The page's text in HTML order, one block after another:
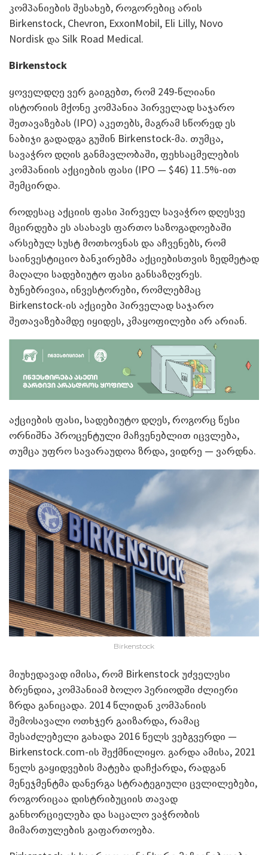
კომპანიების შესახებ, როგორებიც არის
Birkenstock, Chevron, ExxonMobil, Eli Lilly, Novo
Nordisk და Silk Road Medical.
Birkenstock
ყოველდღე ვერ გაიგებთ, რომ 249-წლიანი
ისტორიის მქონე კომპანია პირველად საჯარო
შეთავაზებას (IPO) აკეთებს, მაგრამ სწორედ ეს
ნაბიჯი გადადგა გუშინ Birkenstock-მა. თუმცა,
სავაჭრო დღის განმავლობაში, ფეხსაცმელების
კომპანიის აქციების ფასი (IPO — $46) 11.5%-ით
შემცირდა.
როდესაც აქციის ფასი პირველ სავაჭრო დღესვე
მცირდება ეს ასახავს ფართო საზოგადოებაში
არსებულ სუსტ მოთხოვნას და აჩვენებს, რომ
საინვესტიციო ბანკირებმა აქციებისთვის ზედმეტად
მაღალი სადებიუტო ფასი განსაზღვრეს.
ბუნებრივია, ინვესტორები, რომლებმაც
Birkenstock-ის აქციები პირველად საჯარო
შეთავაზებამდე იყიდეს, კმაყოფილები არ არიან.
აქციების ფასი, სადებიუტო დღეს, როგორც წესი
ორნიშნა პროცენტული მაჩვენებლით იცვლება,
თუმცა უფრო სავარაუდოა ზრდა, ვიდრე — ვარდნა.
Birkenstock
მიუხედავად იმისა, რომ Birkenstock უძველესი
ბრენდია, კომპანიამ ბოლო პერიოდში ძლიერი
ზრდა განიცადა. 2014 წლიდან კომპანიის
შემოსავალი ოთხჯერ გაიზარდა, რამაც
შესაძლებელი გახადა 2016 წელს ვებგვერდი —
Birkenstock.com-ის შექმნილიყო. გარდა ამისა, 2021
წელს გაყიდვების მატება დაჩქარდა, რადგან
მენეჯმენტმა დანერგა სტრატეგიული ცვლილებები,
როგორიცაა დისტრიბუციის თავად
განხორციელება და საცალო ვაჭრობის
მიმართულების გაფართოება.